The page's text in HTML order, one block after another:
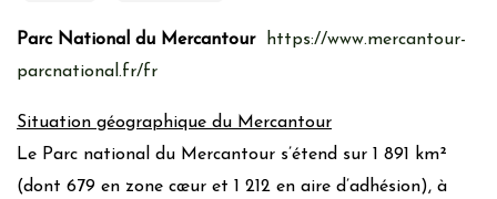
Parc National du Mercantour
https://www.mercantour-
parcnational.fr/fr
Situation géographique du Mercantour
Le Parc national du Mercantour s’étend sur 1 891 km²
(dont 679 en zone cœur et 1 212 en aire d’adhésion), à